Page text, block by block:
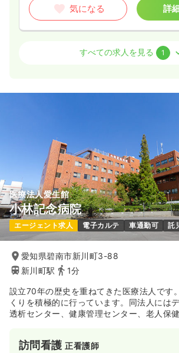
気になる 詳
正看護師 / 管理職
日曜休み
気になる 詳
すべての求人を見る 1
医療法人愛生館
小林記念病院
エージェント求人 電子カルテ 車通勤可 託
愛知県碧南市新川町3-88
新川町駅
1分
設立70年の歴史を重ねてきた医療法人です
くりを積極的に行っています。同法人には
透析センター、健康管理センター、老人保
す。財団法人日本医療機能評価機構の認定
訪問看護正看護師